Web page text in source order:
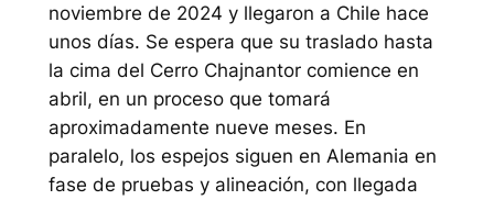
noviembre de 2024 y llegaron a Chile hace
unos días. Se espera que su traslado hasta
la cima del Cerro Chajnantor comience en
abril, en un proceso que tomará
aproximadamente nueve meses. En
paralelo, los espejos siguen en Alemania en
fase de pruebas y alineación, con llegada